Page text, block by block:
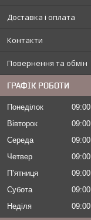
Доставка і оплата
Контакти
Повернення та обмін
ГРАФІК РОБОТИ
Понеділок 09:00
Вівторок
09:00
Середа
09:00
Четвер
09:00
Пʼятниця
09:00
Субота
09:00
Неділя
09:00